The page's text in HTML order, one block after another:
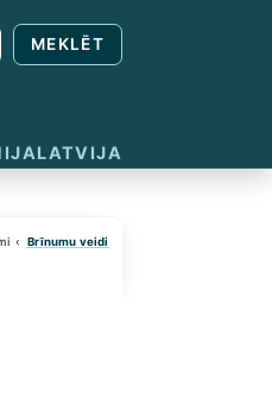
LATVIJA
MEKLĒT
Brīnumu veidi